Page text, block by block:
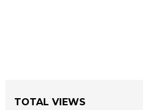
TOTAL VIEWS